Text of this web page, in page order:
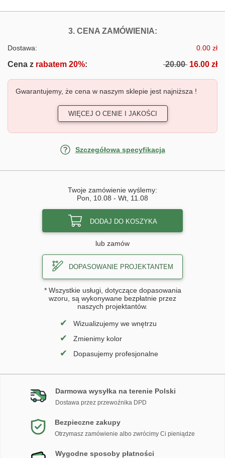
3. CENA ZAMÓWIENIA:FOTOTAPETY
Dostawa: 0.00 zł
Cena z rabatem 20%: 20.00 16.00 zł
Gwarantujemy, że cena w naszym sklepie jest najniższa !
WIĘCEJ O CENIE I JAKOŚCI
Szczegółowa specyfikacja
Twoje zamówienie wyślemy:
Pon, 10.08 - Wt, 11.08
DODAJ DO KOSZYKA
lub zamów
DOPASOWANIE PROJEKTANTEM
* Wszystkie usługi, dotyczące dopasowania
wzoru, są wykonywane bezpłatnie przez
naszych projektantów.
✔ Wizualizujemy we wnętrzu
✔ Zmienimy kolor
✔ Dopasujemy profesjonalne
Darmowa wysyłka na terenie Polski
Dostawa przez przewoźnika DPD
Bezpieczne zakupy
Otrzymasz zamówienie albo zwrócimy Ci pieniądze
Wygodne sposoby płatności